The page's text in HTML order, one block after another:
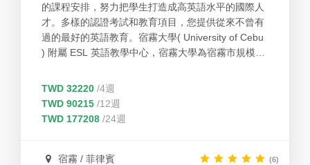
的課程安排，努力把學生打造成高英語水平的國際人
才。多樣的認證考試和教育項目，您提供從來不曾有
過的最好的英語教育。宿霧大學( University of Cebu
) 附屬 ESL 英語教學中心，宿霧大學為宿霧市規模最
球化的人際關係，正確地使用英語作為溝通世界的共
通語言，就有自信能與人進行交流，通過交流來增加
人際關係及表達新的想法，進而改變未來的生活。
TWD 32220 /4週
TWD 90215 /12週
TWD 177208 /24週
宿霧 / 菲律賓 (6)